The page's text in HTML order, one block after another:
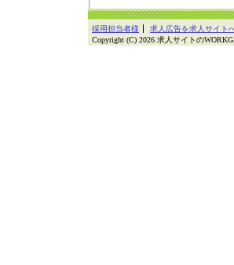
採用担当者様 求人広告を求人サイト
Copyright (C) 2026 求人サイトの